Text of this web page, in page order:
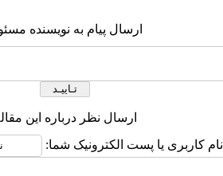
ارسال پیام به نویسنده
ارسال نظر درباره این
نام کاربری یا پست الکترونیک شما: